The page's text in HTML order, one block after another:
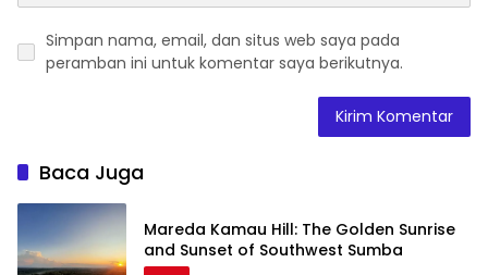
Simpan nama, email, dan situs web saya pada
peramban ini untuk komentar saya berikutnya.
Baca Juga
Mareda Kamau Hill: The Golden Sunrise
and Sunset of Southwest Sumba